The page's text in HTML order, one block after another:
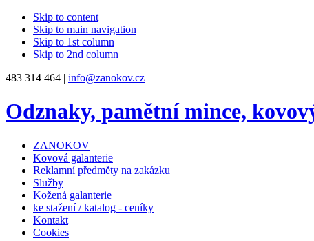
Skip to content
Skip to main navigation
Skip to 1st column
Skip to 2nd column
483 314 464 | info@zanokov.cz
Odznaky, pamětní mince,
ZANOKOV
Kovová galanterie
Reklamní předměty na zakázku
Služby
Kožená galanterie
ke stažení / katalog - ceníky
Kontakt
Cookies